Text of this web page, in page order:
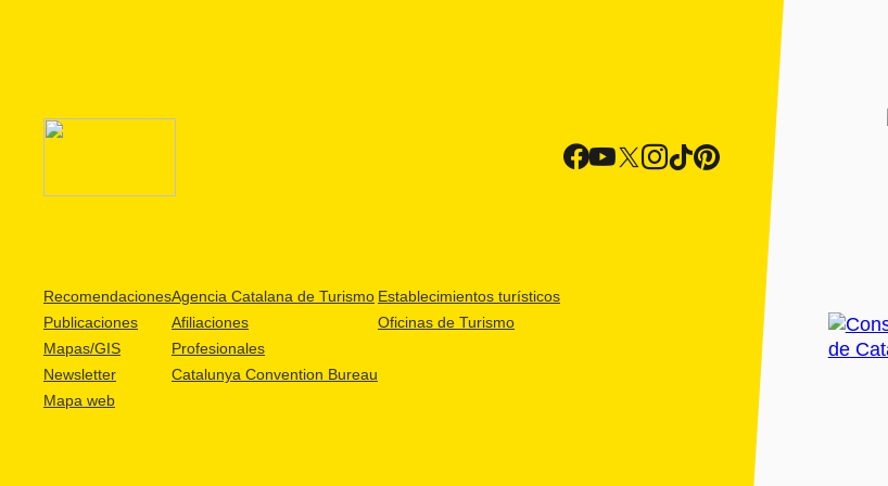
Recomendaciones
Publicaciones
Mapas/GIS
Newsletter
Mapa web
Agencia Catalana de Turismo
Afiliaciones
Profesionales
Catalunya Convention Bureau
Establecimientos turísticos
Oficinas de Turismo